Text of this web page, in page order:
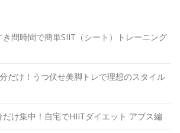
間時間で簡単SIIT（シート）トレーニング
だけ！うつ伏せ美脚トレで理想のスタイル
け集中！自宅でHIITダイエット アブス編